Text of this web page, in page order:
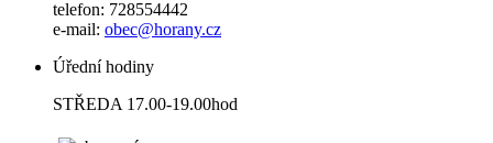
telefon: 728554442
e-mail: obec@horany.cz
Úřední hodiny
STŘEDA 17.00-19.00hod